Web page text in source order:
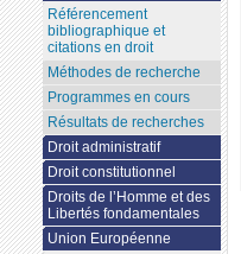
Référencement
bibliographique et
citations en droit
Méthodes de recherche
Programmes en cours
Résultats de recherches
Droit administratif
Droit constitutionnel
Droits de l’Homme et des
Libertés fondamentales
Union Européenne